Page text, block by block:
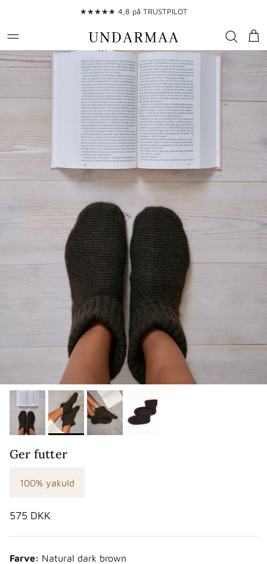
★★★★★ 4,8 på TRUSTPILOT
Gå til produktoplysninger
Ger futter
100% yakuld
Normalpris
575 DKK
Farve: Natural dark brown